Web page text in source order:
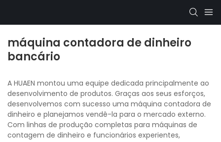
máquina contadora de dinheiro
bancário
A HUAEN montou uma equipe dedicada principalmente ao
desenvolvimento de produtos. Graças aos seus esforços,
desenvolvemos com sucesso uma máquina contadora de
dinheiro e planejamos vendê-la para o mercado externo.
Com linhas de produção completas para máquinas de
contagem de dinheiro e funcionários experientes,